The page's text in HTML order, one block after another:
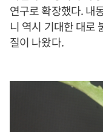
연구로 확장했다. 내
니 역시 기대한 대로
질이 나왔다.